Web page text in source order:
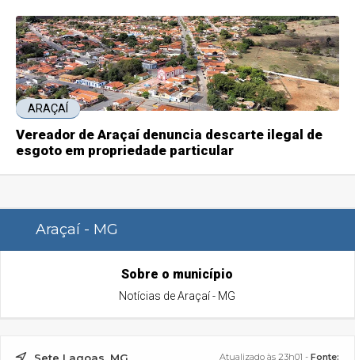
ARAÇAÍ
Vereador de Araçaí denuncia descarte ilegal de
esgoto em propriedade particular
Araçaí - MG
Sobre o município
Notícias de Araçaí - MG
Atualizado às 23h01 - Fonte: